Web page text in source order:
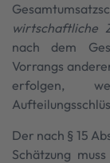
wirtschaftliche
nach dem
Vorrangs
erfolgen,
Der nach § 15
Schätzung